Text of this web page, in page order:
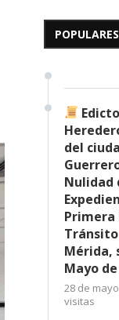
POPULARES
7 de
del
Nulidad
Primera
Mérida,
Mayo de
28 de
visitas